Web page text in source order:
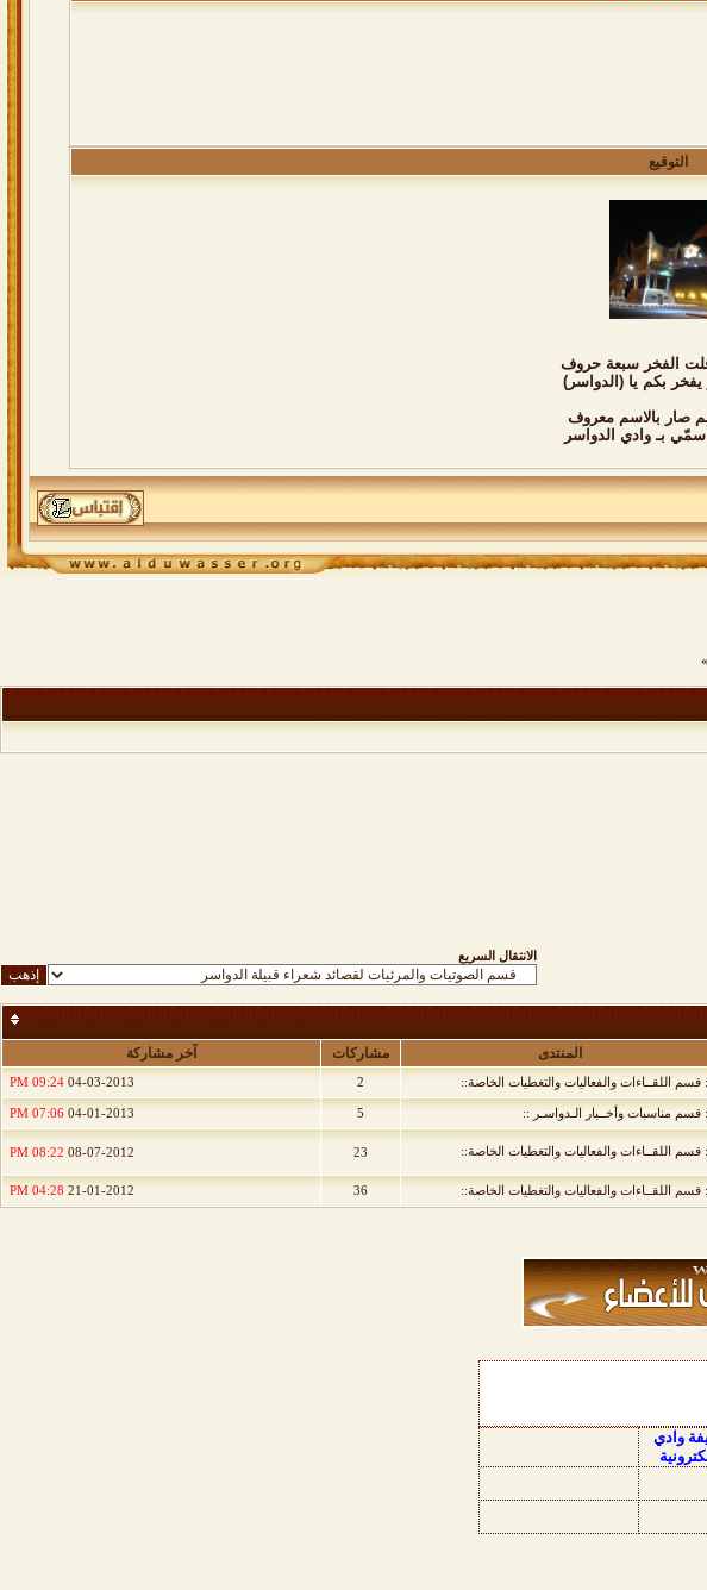
التوقيع
الفخر سبعة حروف
بكم يا (الدواسر)
صار بالاسم معروف
بـ وادي الدواسر
»
الانتقال السريع
المنتدى مشاركات آخر مشاركة
قسم اللقــاءات والفعاليات والتغطيات الخاصة:: 2
04-03-2013
09:24 PM
قسم مناسبات وأخــبار الـدواسـر :: 5
04-01-2013
07:06 PM
قسم اللقــاءات والفعاليات والتغطيات الخاصة:: 23
08-07-2012
08:22 PM
قسم اللقــاءات والفعاليات والتغطيات الخاصة:: 36
21-01-2012
04:28 PM
وادي